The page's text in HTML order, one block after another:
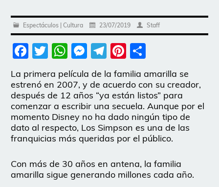
Espectáculos | Cultura 23/07/2019 Staff
Facebook
Twitter
WhatsApp
Messenger
Telegram
Pinterest
La primera película de la familia amarilla se
estrenó en 2007, y de acuerdo con su creador,
después de 12 años “ya están listos” para
comenzar a escribir una secuela. Aunque por el
momento Disney no ha dado ningún tipo de
dato al respecto, Los Simpson es una de las
franquicias más queridas por el público.
Con más de 30 años en antena, la familia
amarilla sigue generando millones cada año.